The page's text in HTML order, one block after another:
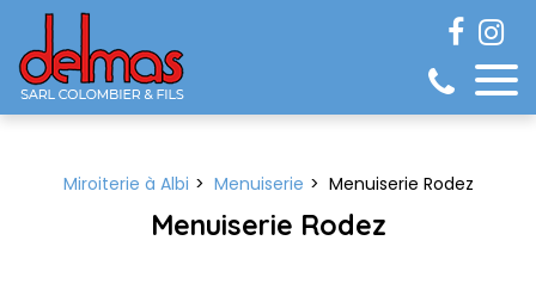
Miroiterie à Albi Menuiserie Menuiserie Rodez
Menuiserie Rodez
Panneau de gestion des cookies